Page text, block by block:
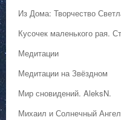
Из Дома: Творчество
Кусочек маленького рая.
Медитации
Медитации на Звёздном
Мир сновидений. AleksN.
Михаил и Солнечный